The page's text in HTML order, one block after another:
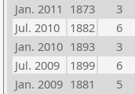
Jan. 2011 1873 3
Jul. 2010
1882 6
Jan. 2010 1893 3
Jul. 2009
1899 6
Jan. 2009 1881 5